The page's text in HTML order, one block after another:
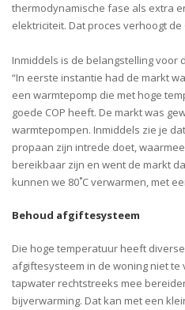
thermodynamische fase als extra
elektriciteit. Dat proces verhoogt de
Inmiddels is de belangstelling voor
“In eerste instantie had de markt
een warmtepomp die met hoge
goede COP heeft. De markt was
warmtepompen. Inmiddels zie je
propaan zijn intrede doet,
bereikbaar zijn en went de markt
kunnen we 80˚C verwarmen, met
Behoud afgiftesysteem
Die hoge temperatuur heeft
afgiftesysteem in de woning niet
tapwater rechtstreeks mee
bijverwarming. Dat kan met een